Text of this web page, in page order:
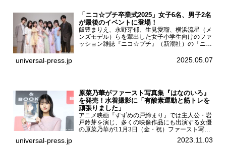
「ニコ☆プチ卒業式2025」女子6名、男子2名
が最後のイベントに登場！
飯豊まりえ、永野芽郁、生見愛瑠、横浜流星（メ
ンズモデル）らを輩出した女子小学生向けのファ
ッション雑誌『ニコ☆プチ』（新潮社）の「ニコ
モード学園コクーンタワーで開催され、卒業モデ
universal-press.jp 2025.05.07
原菜乃華がファースト写真集『はなのいろ』
を発売！水着撮影に「有酸素運動と筋トレを
頑張りました」
アニメ映画『すずめの戸締まり』では主人公・岩
戸鈴芽を演じ、多くの映像作品にも出演する女優
の原菜乃華が11月3日（金・祝）ファースト写真
集『はなのいろ』発売記念イベントを
HMV&BOOKS SHIBUYAで開催した。原菜乃華フ
universal-press.jp 2023.11.03